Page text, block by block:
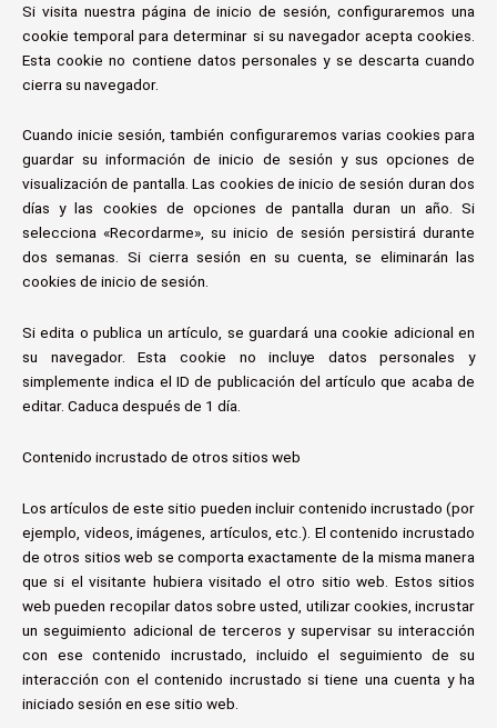
Si visita nuestra página de inicio de sesión, configuraremos una
cookie temporal para determinar si su navegador acepta cookies.
Esta cookie no contiene datos personales y se descarta cuando
cierra su navegador.
Cuando inicie sesión, también configuraremos varias cookies para
guardar su información de inicio de sesión y sus opciones de
visualización de pantalla. Las cookies de inicio de sesión duran dos
días y las cookies de opciones de pantalla duran un año. Si
selecciona «Recordarme», su inicio de sesión persistirá durante
dos semanas. Si cierra sesión en su cuenta, se eliminarán las
cookies de inicio de sesión.
Si edita o publica un artículo, se guardará una cookie adicional en
su navegador. Esta cookie no incluye datos personales y
simplemente indica el ID de publicación del artículo que acaba de
editar. Caduca después de 1 día.
Contenido incrustado de otros sitios web
Los artículos de este sitio pueden incluir contenido incrustado (por
ejemplo, videos, imágenes, artículos, etc.). El contenido incrustado
de otros sitios web se comporta exactamente de la misma manera
que si el visitante hubiera visitado el otro sitio web. Estos sitios
web pueden recopilar datos sobre usted, utilizar cookies, incrustar
un seguimiento adicional de terceros y supervisar su interacción
con ese contenido incrustado, incluido el seguimiento de su
interacción con el contenido incrustado si tiene una cuenta y ha
iniciado sesión en ese sitio web.